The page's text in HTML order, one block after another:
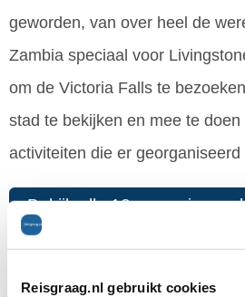
Reisgraag.nl gebruikt cookies
geworden, van over heel de
Zambia speciaal voor
om de Victoria Falls te
stad te bekijken en mee te
activiteiten die er georganiseerd
Bekijk alle 12 excursies